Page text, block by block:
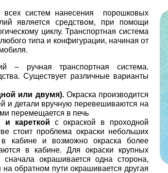
всех систем нанесения порошковых
является средством, при помощи
циклу. Транспортная система
типа и конфигурации, начиная от
– ручная транспортная система.
Существует различные варианты
или двумя).Окраска производится
и детали вручную перевешиваются на
перемещается в печь
и кареткой с окраской в проходной
стоит проблема окраски небольших
в кабине и возможно окраска более
в кабине. Для окраски крупных
окрашивается одна сторона,
обратном пути окрашивается другая